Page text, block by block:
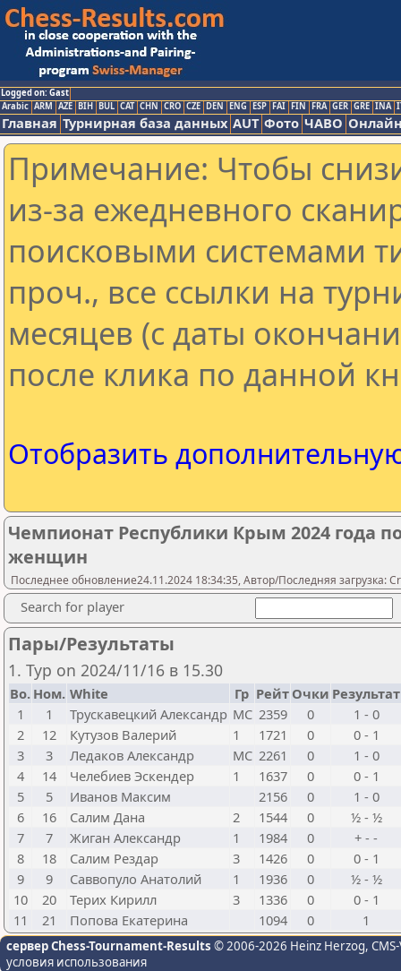
Logged on: Gast
Arabic ARM AZE BIH BUL CAT CHN CRO CZE DEN ENG ESP FAI FIN FRA GER GRE INA
Главная Турнирная база данных AUT Фото ЧАВО
Примечание: Чтобы
из-за ежедневного
поисковыми системами
проч., все ссылки на
месяцев (с даты
после клика по данной
Отобразить
Чемпионат Республики Крым 2024 года
женщин
Последнее обновление24.11.2024 18:34:35, Автор/Последняя загрузка:
Search for player
Пары/Результаты
1. Тур on 2024/11/16 в 15.30
Bo. Ном. White Гр Рейт Очки Результат
1
1 Трускавецкий Александр МС 2359 0
1 - 0
2
12 Кутузов Валерий 1 1721 0
0 - 1
3
3 Ледаков Александр МС 2261 0
1 - 0
4
14 Челебиев Эскендер 1 1637 0
0 - 1
5
5 Иванов Максим 2156 0
1 - 0
6
16 Салим Дана 2 1544 0
½ - ½
7
7 Жиган Александр 1 1984 0
+ - -
8
18 Салим Рездар 3 1426 0
0 - 1
9
9 Саввопуло Анатолий 1 1936 0
½ - ½
10
20 Терих Кирилл 3 1336 0
0 - 1
11
21 Попова Екатерина 1094 0 1
сервер Chess-Tournament-Results © 2006-2026 Heinz Herzog,
условия использования